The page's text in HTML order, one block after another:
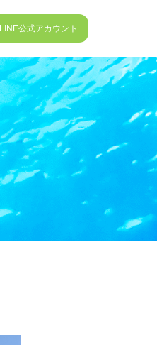
LINE公式アカウント